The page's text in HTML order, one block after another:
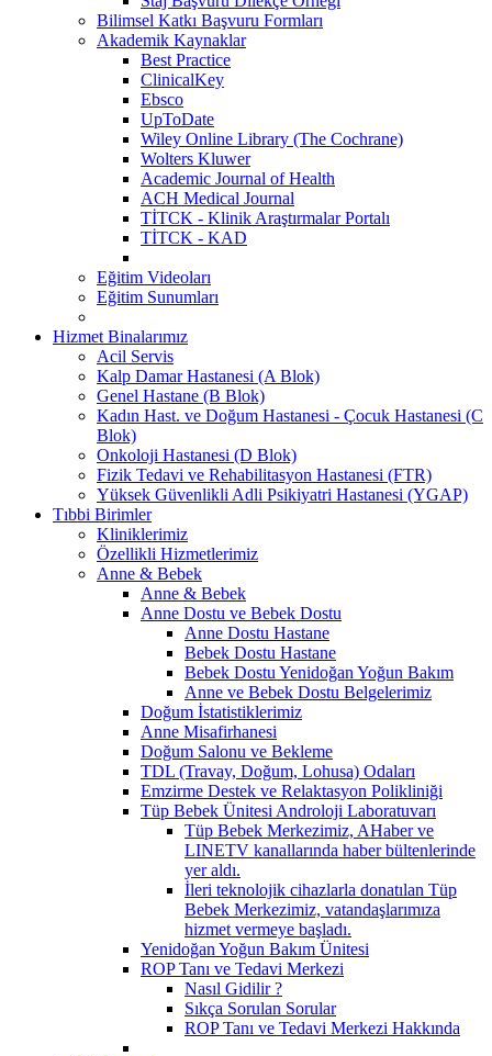
Bilimsel Katkı Başvuru Formları
Akademik Kaynaklar
Best Practice
ClinicalKey
Ebsco
UpToDate
Wiley Online Library (The Cochrane)
Wolters Kluwer
Academic Journal of Health
ACH Medical Journal
TİTCK - Klinik Araştırmalar Portalı
TİTCK - KAD
Eğitim Videoları
Eğitim Sunumları
Hizmet Binalarımız
Acil Servis
Kalp Damar Hastanesi (A Blok)
Genel Hastane (B Blok)
Kadın Hast. ve Doğum Hastanesi - Çocuk Hastanesi (C
Blok)
Onkoloji Hastanesi (D Blok)
Fizik Tedavi ve Rehabilitasyon Hastanesi (FTR)
Yüksek Güvenlikli Adli Psikiyatri Hastanesi (YGAP)
Tıbbi Birimler
Kliniklerimiz
Özellikli Hizmetlerimiz
Anne & Bebek
Anne & Bebek
Anne Dostu ve Bebek Dostu
Anne Dostu Hastane
Bebek Dostu Hastane
Bebek Dostu Yenidoğan Yoğun Bakım
Anne ve Bebek Dostu Belgelerimiz
Doğum İstatistiklerimiz
Anne Misafirhanesi
Doğum Salonu ve Bekleme
TDL (Travay, Doğum, Lohusa) Odaları
Emzirme Destek ve Relaktasyon Polikliniği
Tüp Bebek Ünitesi Androloji Laboratuvarı
Tüp Bebek Merkezimiz, AHaber ve
LINETV kanallarında haber bültenlerinde
yer aldı.
İleri teknolojik cihazlarla donatılan Tüp
Bebek Merkezimiz, vatandaşlarımıza
hizmet vermeye başladı.
Yenidoğan Yoğun Bakım Ünitesi
ROP Tanı ve Tedavi Merkezi
Nasıl Gidilir ?
Sıkça Sorulan Sorular
ROP Tanı ve Tedavi Merkezi Hakkında